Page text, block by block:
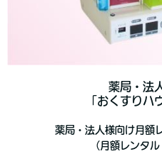
薬局・法
「おくすりハ
薬局・法人様向け月額
（月額レンタ